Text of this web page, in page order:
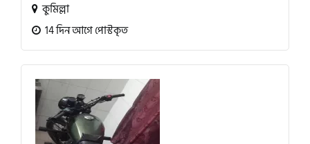
কুমিল্লা
14 দিন আগে পোস্টকৃত